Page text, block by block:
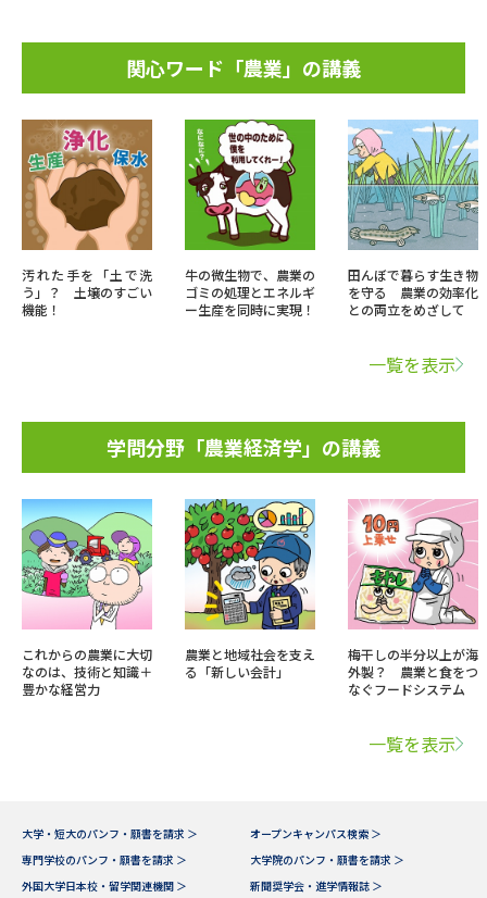
関心ワード「農業」の講義
汚れた手を「土で洗
う」？ 土壌のすごい
機能！
牛の微生物で、農業の
ゴミの処理とエネルギ
ー生産を同時に実現！
田んぼで暮らす生き物
を守る 農業の効率化
との両立をめざして
一覧を表示
学問分野「農業経済学」の講義
これからの農業に大切
なのは、技術と知識＋
豊かな経営力
農業と地域社会を支え
る「新しい会計」
梅干しの半分以上が海
外製？ 農業と食をつ
なぐフードシステム
一覧を表示
大学・短大のパンフ・願書を請求 ＞
オープンキャンパス検索 ＞
専門学校のパンフ・願書を請求 ＞
大学院のパンフ・願書を請求 ＞
外国大学日本校・留学関連機関 ＞
新聞奨学会・進学情報誌 ＞